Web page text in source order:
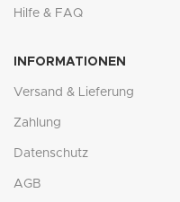
Hilfe & FAQ
INFORMATIONEN
Versand & Lieferung
Zahlung
Datenschutz
AGB